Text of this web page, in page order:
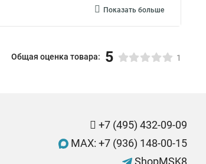
Показать больше
Общая оценка товара: 5 1
+7 (495) 432-09-09
MAX: +7 (936) 148-00-15
ShopMSK8